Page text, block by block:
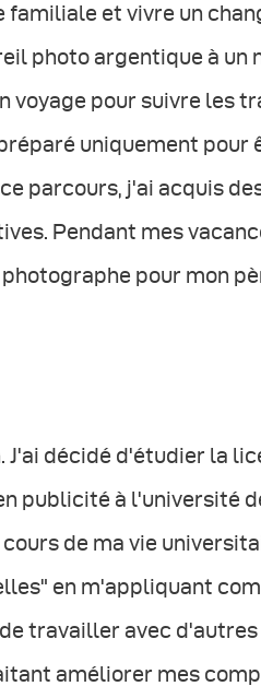
et vivre un
photo argentique à un
pour suivre les
uniquement pour
parcours, j'ai acquis
Pendant mes
pour mon
décidé d'étudier la
publicité à l'université
de ma vie
en m'appliquant
travailler avec
améliorer mes